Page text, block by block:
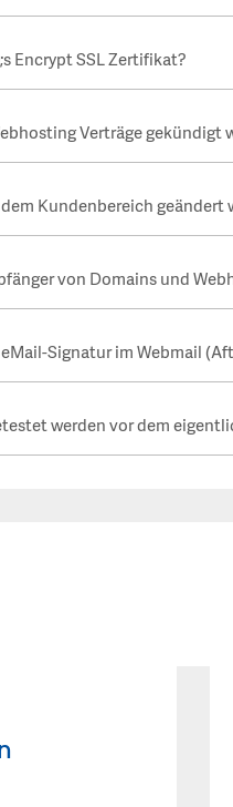
Encrypt SSL Zertifikat?
Verträge gekündigt
Kundenbereich geändert
von Domains und
Signatur im Webmail
werden vor dem